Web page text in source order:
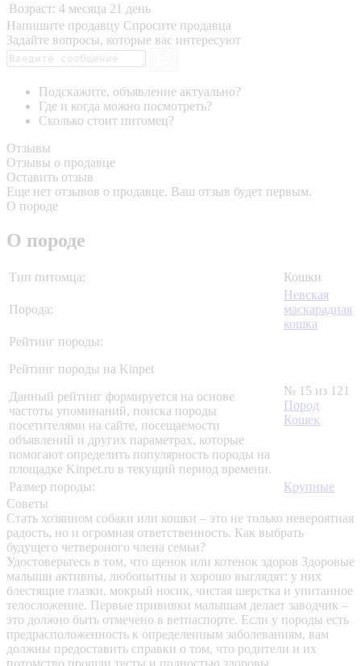
Возраст: 4 месяца 21 день
Напишите продавцу Спросите продавца
Задайте вопросы, которые вас интересуют
Подскажите, объявление актуально?
Где и когда можно посмотреть?
Сколько стоит питомец?
Отзывы
Отзывы о продавце
Оставить отзыв
Еще нет отзывов о продавце. Ваш отзыв будет первым.
О породе
О породе
Тип питомца: Кошки
Порода:
Невская
маскарадная
кошка
Рейтинг породы:
Рейтинг породы на Kinpet
Данный рейтинг формируется на основе
частоты упоминаний, поиска породы
посетителями на сайте, посещаемости
объявлений и других параметрах, которые
помогают определить популярность породы на
площадке Kinpet.ru в текущий период времени.
№ 15 из 121
Пород
Кошек
Размер породы:
Крупные
Советы
Стать хозяином собаки или кошки – это не только невероятная
радость, но и огромная ответственность. Как выбрать
будущего четвероного члена семьи?
Удостоверьтесь в том, что щенок или котенок здоров Здоровые
малыши активны, любопытны и хорошо выглядят: у них
блестящие глазки, мокрый носик, чистая шерстка и упитанное
телосложение. Первые прививки малышам делает заводчик –
это должно быть отмечено в ветпаспорте. Если у породы есть
предрасположенность к определенным заболеваниям, вам
должны предоставить справки о том, что родители и их